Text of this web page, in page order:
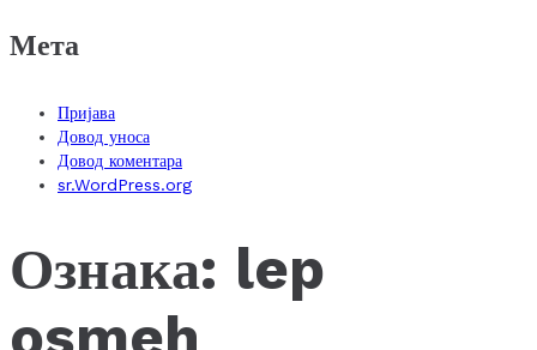
Мета
Пријава
Довод уноса
Довод коментара
sr.WordPress.org
Ознака: lep